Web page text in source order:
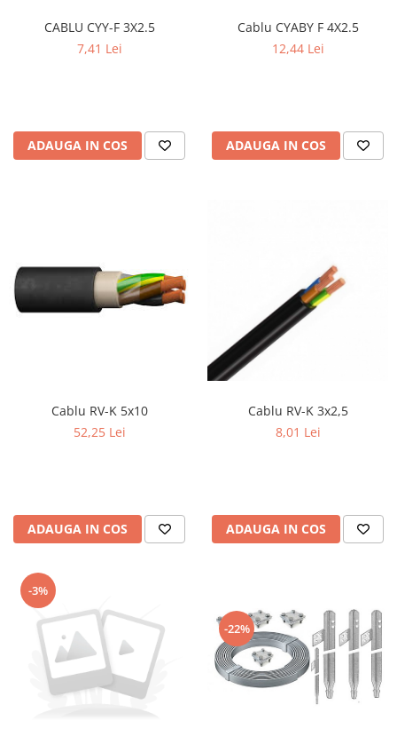
Iluminat arhitectural
Lampadare
Profil aluminiu
Tub LED
Corpuri de emergenta
Lustre LED
Iluminat festiv
Fotosenzori si Senzori de miscare
CABLU CYY-F 3X2.5
7,41 Lei
ADAUGA IN COS
Cablu CYABY F 4X2.5
12,44 Lei
ADAUGA IN COS
Cablu RV-K 5x10
52,25 Lei
ADAUGA IN COS
Cablu RV-K 3x2,5
8,01 Lei
ADAUGA IN COS
-3%
-22%